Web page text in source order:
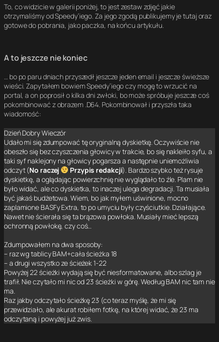
To, co widzicie w galerii poniżej, to jest zestaw zdjęć jakie
otrzymaliśmy od Speedy’iego. Za jego zgodą publikujemy je tutaj oraz
gotowe do pobrania, jako paczka, na końcu artykułu.
A to jeszcze nie koniec
… bo po paru dniach przyszedł jeszcze jeden email i jeszcze świeższe
wieści. Zapytałem bowiem Speedy’iego czy mogę to wrzucić na
portal, a on poprosił o kilka dni zwłoki, bo może spróbuje jeszcze coś
pokombinować z obrazem .D64. Pokombinował i przyszła taka
wiadomość:
Dzień Dobry Wieczór
Udało mi się zdumpować tę oryginalną dyskietkę. Oczywiście nie
obeszło się bez czyszczenia głowicy w trakcie, bo się nakleiło syfu, a
taki syf naklejony na głowicy pogarsza a następnie uniemożliwia
odczyt (No raczej Przypis redakcji). Bardzo szybko też rysuje
dyskietkę, a oglądając powierzchnię nie wyglądało to źle. Plam nie
było widać, ale co dyskietka, to inaczej ulega degradacji. Ta musiała
być jakaś budżetowa. Wiem, bo jak myłem uświnione, mocno
zaplamione BASFy Extra, to po umyciu były czyściutkie. Działające.
Nawet nie ścierała się ta brązowa powłoka. Musiały mieć lepszą
ochronną powłokę, czy coś…
Zdumpowałem na dwa sposoby:
– raz wg tablicy BAM+cała ścieżka 18
– a drugi wszystko ze ścieżek 1-22
Powyżej 22 ścieżki wydają się być niesformatowane, albo szlag je
trafił. Nie czytało mi nic od 23 ścieżki w górę. Według BAM nic tam nie
ma.
Raz jakby odczytało ścieżkę 23 (co teraz myślę, że mi się
przewidziało, ale akurat robiłem fotkę, na której widać, że 23 ma
odczytaną i powyżej już zwis.